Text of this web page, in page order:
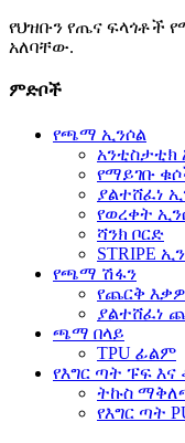
የህዝቡን የጤና ፍላጎቶች
አለባቸው.
ምድቦች
የጫማ ኢንሶል
አንቲስታቲክ
የማይገቡ
ያልተሸፈነ
የወረቀት
ሻንክ ቦርድ
STRIPE
የጫማ ሽፋን
የጨርቅ
ያልተሸፈነ
ጫማ በላይ
TPU ፊልም
የእግር ጣት ፑፍ እና
ትኩስ
የእግር ጣት